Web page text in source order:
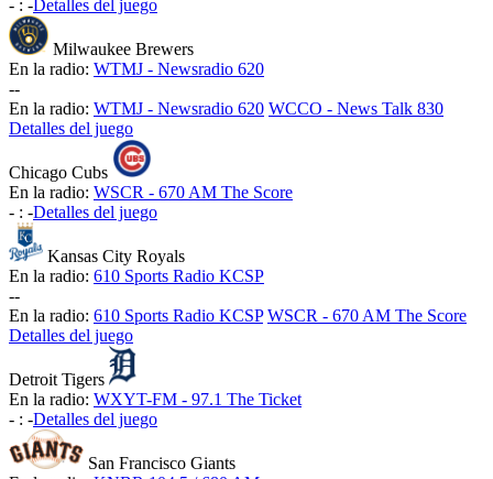
- : - Detalles del juego
Milwaukee Brewers
En la radio: WTMJ - Newsradio 620
--
En la radio: WTMJ - Newsradio 620 WCCO - News Talk 830
Detalles del juego
Chicago Cubs
En la radio: WSCR - 670 AM The Score
- : -Detalles del juego
Kansas City Royals
En la radio: 610 Sports Radio KCSP
--
En la radio: 610 Sports Radio KCSP WSCR - 670 AM The Score
Detalles del juego
Detroit Tigers
En la radio: WXYT-FM - 97.1 The Ticket
- : -Detalles del juego
San Francisco Giants